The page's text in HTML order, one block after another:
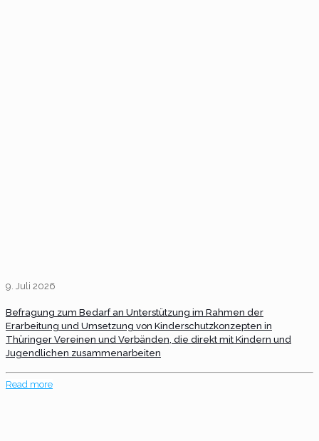
9. Juli 2026
Befragung zum Bedarf an Unterstützung im Rahmen der
Erarbeitung und Umsetzung von Kinderschutzkonzepten in
Thüringer Vereinen und Verbänden, die direkt mit Kindern und
Jugendlichen zusammenarbeiten
Read more